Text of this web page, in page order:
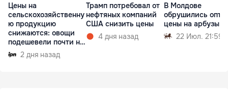
Цены на
сельскохозяйственну
ю продукцию
снижаются: овощи
подешевели почти на
30%2 дня назад
Трамп потребовал от
нефтяных компаний
США снизить цены
4 дня назад
В Молдове
обрушились
цены на арбузы
22 Июл. 21:59